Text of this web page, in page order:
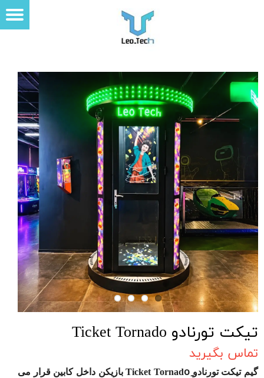
تیکت تورنادو Ticket Tornado
تماس بگیرید
گیم تیکت تورنادو Ticket Tornadoِ بازیکن داخل کابین قرار می